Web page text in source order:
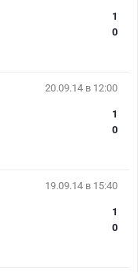
1
0
20.09.14 в 12:00
1
0
19.09.14 в 15:40
1
0